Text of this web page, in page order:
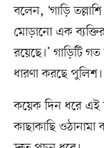
বলেন, ‘গাড়ি
মোড়ানো এক
রয়েছে।’ গাড়িটি
ধারণা করছে পুলিশ।
কয়েক দিন ধরে এই
কাছাকাছি